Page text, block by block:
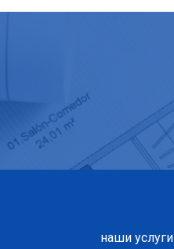
наши услуги